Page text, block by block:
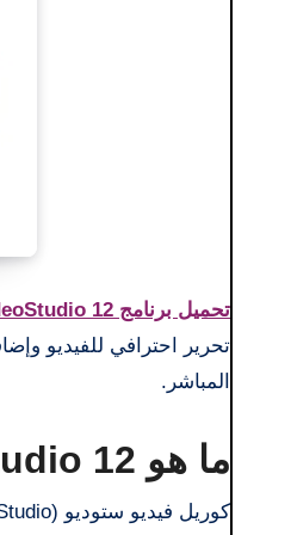
تحميل برنامج Corel VideoStudio 12 تحميل مع الكراك مجانا
المباشر.
ما هو Corel VideoStudio 12 تحميل مع الكراك؟